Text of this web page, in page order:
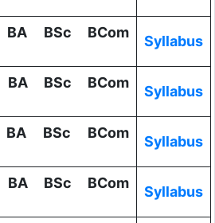
BA BSc BCom
Syllabus
BA BSc BCom
Syllabus
BA BSc BCom
Syllabus
BA BSc BCom
Syllabus